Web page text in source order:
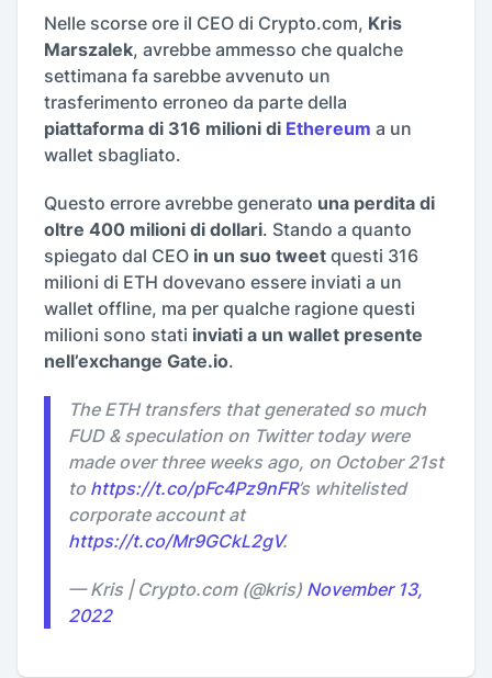
Nelle scorse ore il CEO di Crypto.com, Kris
Marszalek, avrebbe ammesso che qualche
settimana fa sarebbe avvenuto un
trasferimento erroneo da parte della
piattaforma di 316 milioni di Ethereum a un
wallet sbagliato.
Questo errore avrebbe generato una perdita di
oltre 400 milioni di dollari. Stando a quanto
spiegato dal CEO in un suo tweet questi 316
milioni di ETH dovevano essere inviati a un
wallet offline, ma per qualche ragione questi
milioni sono stati inviati a un wallet presente
nell’exchange Gate.io.
The ETH transfers that generated so much
FUD & speculation on Twitter today were
made over three weeks ago, on October 21st
to https://t.co/pFc4Pz9nFR’s whitelisted
corporate account at
https://t.co/Mr9GCkL2gV.
— Kris | Crypto.com (@kris) November 13,
2022